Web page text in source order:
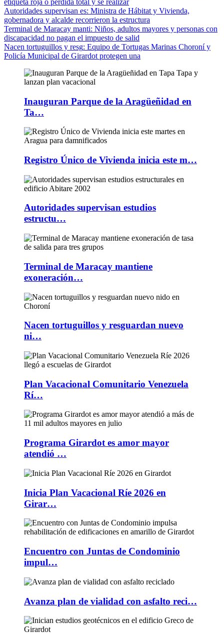
Autoridades supervisan es: Ministra de Hábitat y Vivienda,
gobernadora y alcalde recorrieron la estructura
Terminal de Maracay manti: Niños, adultos mayores y personas con
discapacidad no pagan el impuesto de salid
Nacen tortuguillos y resg: Equipo de Tortugas Marinas Choroní y
Policía Municipal de Girardot protegen una
Inauguran Parque de la Aragüeñidad en
Ta…
Registro Único de Vivienda inicia este m…
Autoridades supervisan estudios
estructu…
Terminal de Maracay mantiene
exoneración…
Nacen tortuguillos y resguardan nuevo
ni…
Plan Vacacional Comunitario Venezuela
Rí…
Programa Girardot es amor mayor
atendió …
Inicia Plan Vacacional Ríe 2026 en
Girar…
Encuentro con Juntas de Condominio
impul…
Avanza plan de vialidad con asfalto reci…